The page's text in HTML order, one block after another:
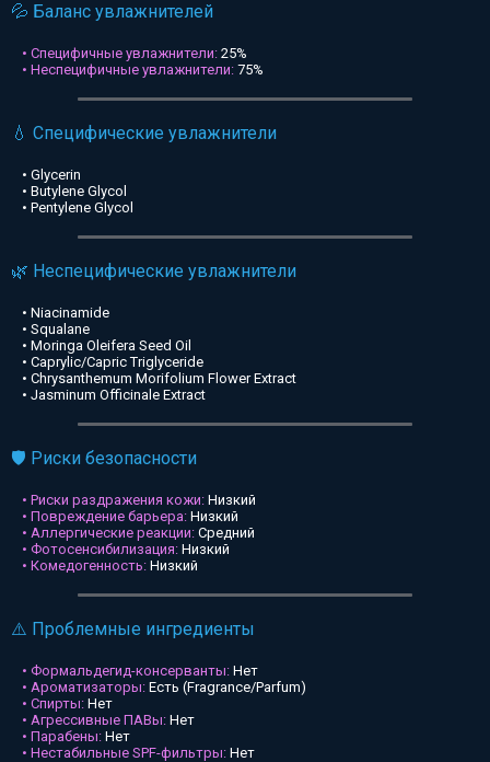
💦 Баланс увлажнителей
• Специфичные увлажнители: 25%
• Неспецифичные увлажнители: 75%
💧 Специфические увлажнители
• Glycerin
• Butylene Glycol
• Pentylene Glycol
🌿 Неспецифические увлажнители
• Niacinamide
• Squalane
• Moringa Oleifera Seed Oil
• Caprylic/Capric Triglyceride
• Chrysanthemum Morifolium Flower Extract
• Jasminum Officinale Extract
🛡️ Риски безопасности
• Риски раздражения кожи: Низкий
• Повреждение барьера: Низкий
• Аллергические реакции: Средний
• Фотосенсибилизация: Низкий
• Комедогенность: Низкий
⚠️ Проблемные ингредиенты
• Формальдегид-консерванты: Нет
• Ароматизаторы: Есть (Fragrance/Parfum)
• Спирты: Нет
• Агрессивные ПАВы: Нет
• Парабены: Нет
• Нестабильные SPF-фильтры: Нет